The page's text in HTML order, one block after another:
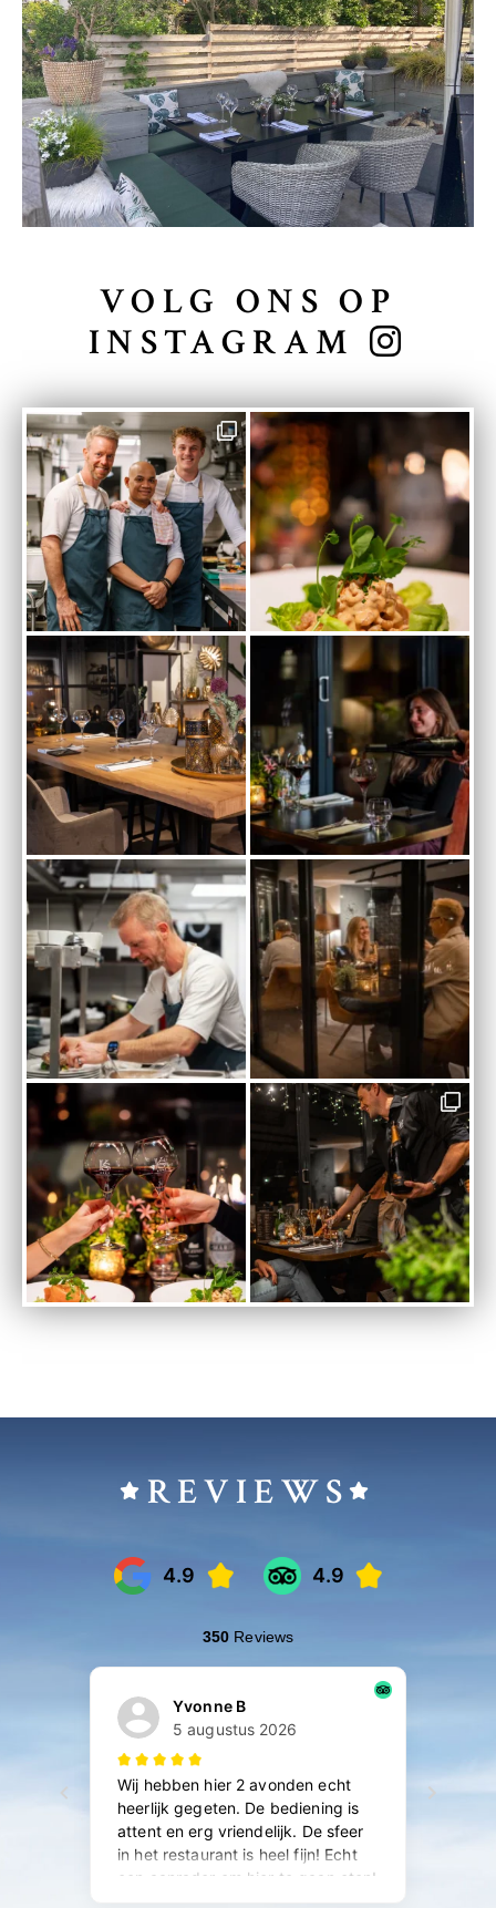
VOLG ONS OP
INSTAGRAM
REVIEWS